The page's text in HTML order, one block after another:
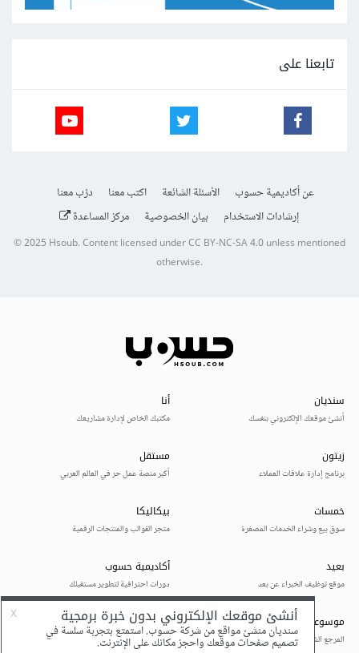
تابعنا على
عن أكاديمية حسوب الأسئلة الشائعة اكتب معنا
درّب معنا
إرشادات الاستخدام
بيان الخصوصية مركز المساعدة
© 2025Hsoub.Content licensed underCC BY-NC-SA 4.0unless mentioned
otherwise.